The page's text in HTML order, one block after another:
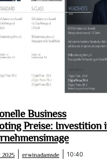
Business
Preise: Investition
2025
Dezember
erwinadamsde erwinadamsde
10:40